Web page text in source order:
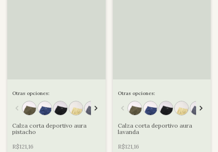
Otras opciones:
Calza corta deportivo aura
pistacho
R$121,16
Otras opciones:
Calza corta deportivo aura
lavanda
R$121,16